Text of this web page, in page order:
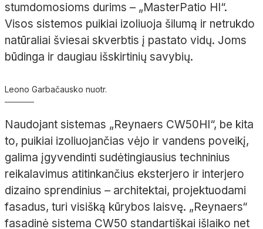
stumdomosioms durims – „MasterPatio HI“.
Visos sistemos puikiai izoliuoja šilumą ir netrukdo
natūraliai šviesai skverbtis į pastato vidų. Joms
būdinga ir daugiau išskirtinių savybių.
Leono Garbačausko nuotr.
Naudojant sistemas „Reynaers CW50HI“, be kita
to, puikiai izoliuojančias vėjo ir vandens poveikį,
galima įgyvendinti sudėtingiausius techninius
reikalavimus atitinkančius eksterjero ir interjero
dizaino sprendinius – architektai, projektuodami
fasadus, turi visišką kūrybos laisvę. „Reynaers“
fasadinė sistema CW50 standartiškai išlaiko net